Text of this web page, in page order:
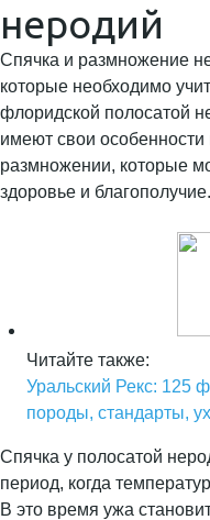
неродий
Спячка и размножение
которые необходимо
флоридской полосатой
имеют свои особенности
размножении, которые
здоровье и благополучие.
Читайте также:
Уральский Рекс: 125
породы, стандарты,
Спячка у полосатой
период, когда
В это время ужа